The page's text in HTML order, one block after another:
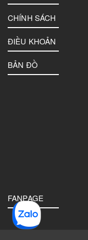
CHÍNH SÁCH
ĐIỀU KHOẢN
BẢN ĐỒ
FANPAGE